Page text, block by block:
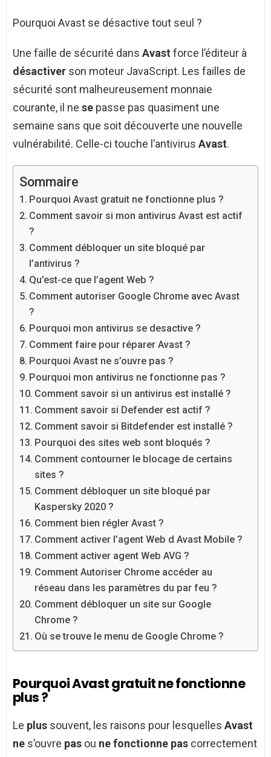
Pourquoi Avast se désactive tout seul ?
Une faille de sécurité dans Avast force l’éditeur à
désactiver son moteur JavaScript. Les failles de
sécurité sont malheureusement monnaie
courante, il ne se passe pas quasiment une
semaine sans que soit découverte une nouvelle
vulnérabilité. Celle-ci touche l’antivirus Avast.
Sommaire
Pourquoi Avast gratuit ne fonctionne plus ?
Comment savoir si mon antivirus Avast est actif
?
Comment débloquer un site bloqué par
l’antivirus ?
Qu’est-ce que l’agent Web ?
Comment autoriser Google Chrome avec Avast
?
Pourquoi mon antivirus se desactive ?
Comment faire pour réparer Avast ?
Pourquoi Avast ne s’ouvre pas ?
Pourquoi mon antivirus ne fonctionne pas ?
Comment savoir si un antivirus est installé ?
Comment savoir si Defender est actif ?
Comment savoir si Bitdefender est installé ?
Pourquoi des sites web sont bloqués ?
Comment contourner le blocage de certains
sites ?
Comment débloquer un site bloqué par
Kaspersky 2020 ?
Comment bien régler Avast ?
Comment activer l’agent Web d Avast Mobile ?
Comment activer agent Web AVG ?
Comment Autoriser Chrome accéder au
réseau dans les paramètres du par feu ?
Comment débloquer un site sur Google
Chrome ?
Où se trouve le menu de Google Chrome ?
Pourquoi Avast gratuit ne fonctionne
plus ?
Le plus souvent, les raisons pour lesquelles Avast
ne s’ouvre pas ou ne fonctionne pas correctement